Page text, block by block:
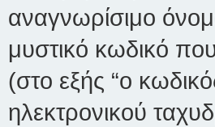
αναγνωρίσιμο
μυστικό κωδικό
(στο εξής “ο
ηλεκτρονικού